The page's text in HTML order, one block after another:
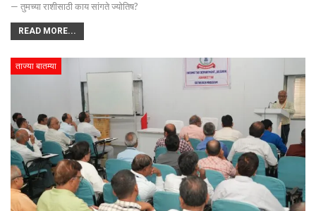
— तुमच्या राशीसाठी काय सांगते ज्योतिष?
READ MORE...
ताज्या बातम्या